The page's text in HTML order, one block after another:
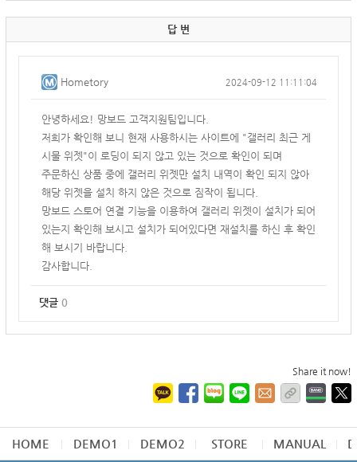
답 변
Hometory 2024-09-12 11:11:04
안녕하세요! 망보드 고객지원팀입니다.
저희가 확인해 보니 현재 사용하시는 사이트에 "갤러리 최근 게
시물 위젯"이 로딩이 되지 않고 있는 것으로 확인이 되며
주문하신 상품 중에 갤러리 위젯만 설치 내역이 확인 되지 않아
해당 위젯을 설치 하지 않은 것으로 짐작이 됩니다.
망보드 스토어 연결 기능을 이용하여 갤러리 위젯이 설치가 되어
있는지 확인해 보시고 설치가 되어있다면 재설치를 하신 후 확인
해 보시기 바랍니다.
감사합니다.
댓글 0
Share it now!
HOME DEMO1 DEMO2 STORE MANUAL